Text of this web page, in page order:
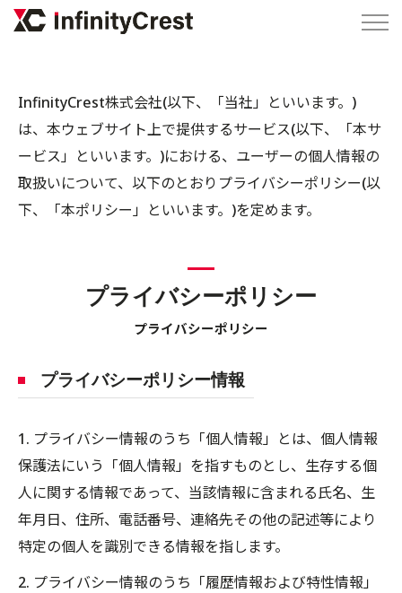
InfinityCrest株式会社(以下、「当社」といいます。)
は、本ウェブサイト上で提供するサービス(以下、「本サ
ービス」といいます。)における、ユーザーの個人情報の
取扱いについて、以下のとおりプライバシーポリシー(以
下、「本ポリシー」といいます。)を定めます。
プライバシーポリシー
プライバシーポリシー
プライバシーポリシー情報
1. プライバシー情報のうち「個人情報」とは、個人情報
保護法にいう「個人情報」を指すものとし、生存する個
人に関する情報であって、当該情報に含まれる氏名、生
年月日、住所、電話番号、連絡先その他の記述等により
特定の個人を識別できる情報を指します。
2. プライバシー情報のうち「履歴情報および特性情報」